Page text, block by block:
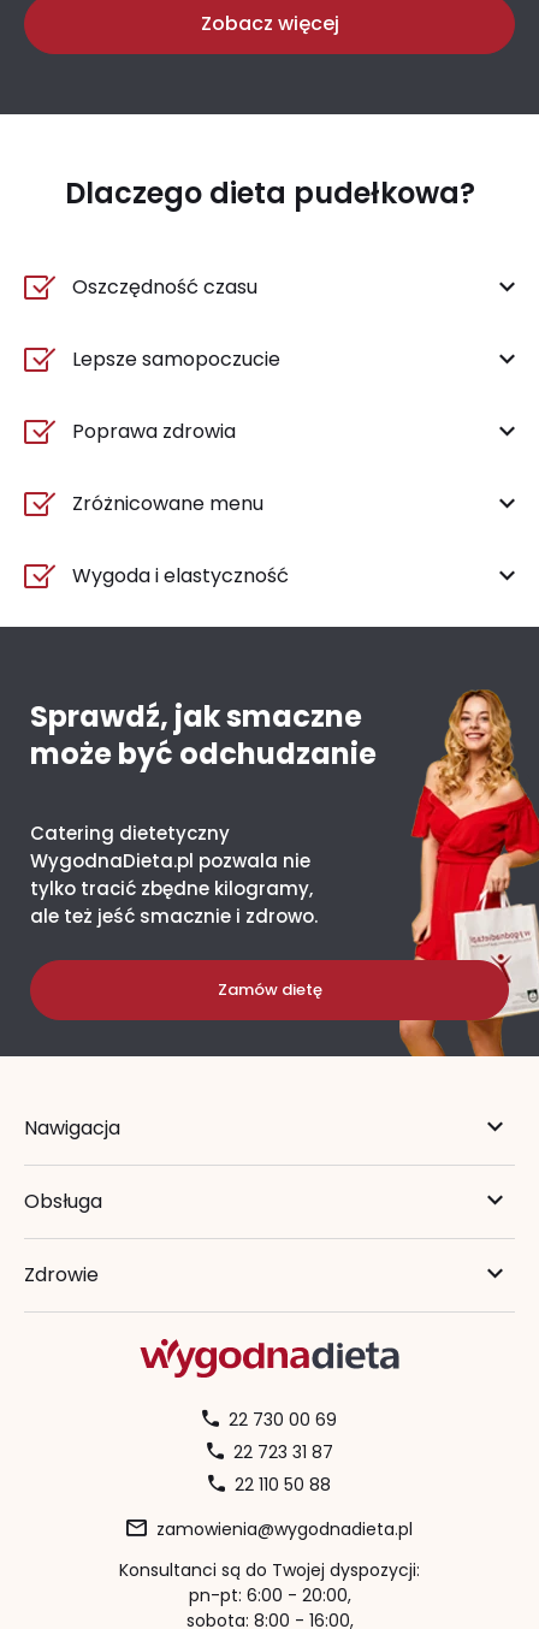
Zobacz więcej
Dlaczego dieta pudełkowa?
Oszczędność czasu
Lepsze samopoczucie
Poprawa zdrowia
Zróżnicowane menu
Wygoda i elastyczność
Sprawdź, jak smaczne
może być odchudzanie
Catering dietetyczny
WygodnaDieta.pl pozwala nie
tylko tracić zbędne kilogramy,
ale też jeść smacznie i zdrowo.
Zamów dietę
Nawigacja
Obsługa
Zdrowie
22 730 00 69
22 723 31 87
22 110 50 88
zamowienia@wygodnadieta.pl
Konsultanci są do Twojej dyspozycji:
pn-pt: 6:00 - 20:00,
sobota: 8:00 - 16:00,